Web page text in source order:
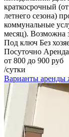
краткосрочный
летнего сезона)
коммунальные
месяц). Возможна
Под ключ Без
Посуточно
от 800 до 900 руб
/сутки
Варианты аренды